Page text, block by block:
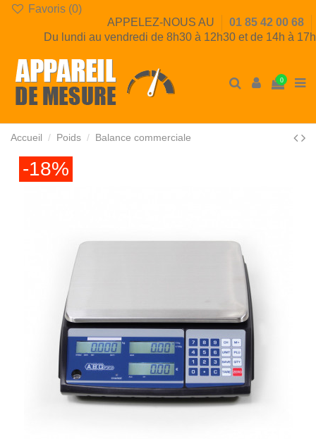
Favoris (0)
APPELEZ-NOUS AU
01 85 42 00 68
Du lundi au vendredi de 8h30 à 12h30 et de 14h à 17h
0
Accueil Poids Balance commerciale
-18%